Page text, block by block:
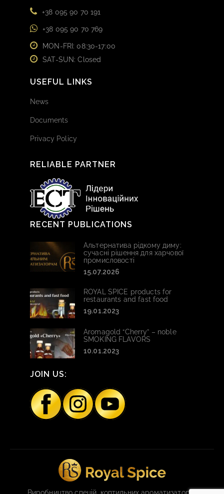
+38 095 90 70 191
+38 095 90 70 769
MON-FRI: 08:30-17:00
SAT-SUN: Closed
USEFUL LINKS
News
Documents
Privacy Policy
RELIABLE PARTNER
RECENT PUBLICATIONS
Альтернатива рідкому диму:
сучасні рішення для харчової
промисловості
15.07.2026
ROYAL SPICE products for
restaurants and fast food
19.01.2023
Aromagold “Cherry” – noble
SMOKING FLAVORS
10.01.2023
JOIN US: